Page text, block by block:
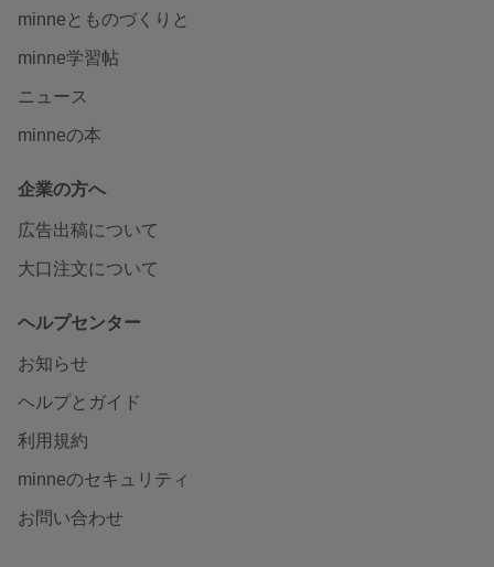
minneとものづくりと
minne学習帖
ニュース
minneの本
企業の方へ
広告出稿について
大口注文について
ヘルプセンター
お知らせ
ヘルプとガイド
利用規約
minneのセキュリティ
お問い合わせ